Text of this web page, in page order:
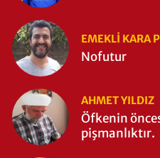
EMEKLI KARA
Nofutur
AHMET YILDIZ
Öfkenin
pişmanlıktır.